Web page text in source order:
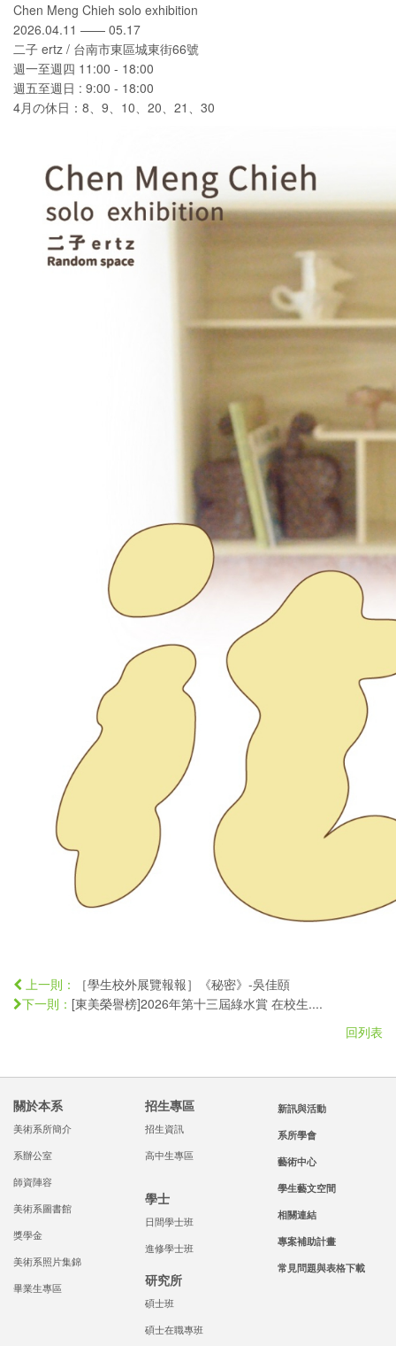
Chen Meng Chieh solo exhibition
2026.04.11 —— 05.17
二子 ertz / 台南市東區城東街66號
週一至週四 11:00 - 18:00
週五至週日 : 9:00 - 18:00
4月の休日：8、9、10、20、21、30
上一則： ［學生校外展覽報報］《秘密》-吳佳頤
下一則： [東美榮譽榜]2026年第十三屆綠水賞 在校生....
回列表
關於本系
美術系所簡介
系辦公室
師資陣容
美術系圖書館
獎學金
美術系照片集錦
畢業生專區
招生專區
招生資訊
高中生專區
學士
日間學士班
進修學士班
研究所
碩士班
碩士在職專班
新訊與活動
系所學會
藝術中心
學生藝文空間
相關連結
專案補助計畫
常見問題與表格下載